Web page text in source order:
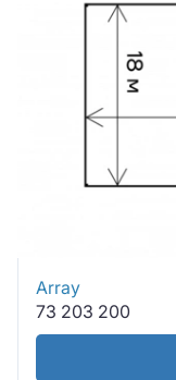
Array
73 203 200